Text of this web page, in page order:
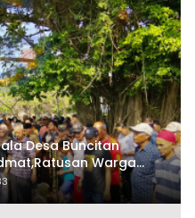
Desa Buncitan
Warga
Yang Mendalam